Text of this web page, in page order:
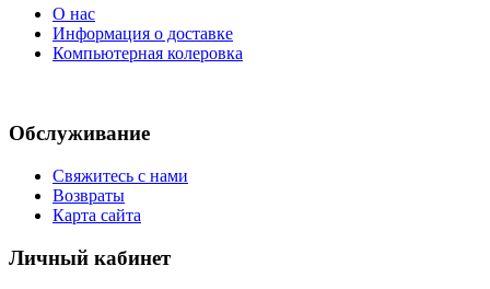
О нас
Информация о доставке
Компьютерная колеровка
Обслуживание
Свяжитесь с нами
Возвраты
Карта сайта
Личный кабинет